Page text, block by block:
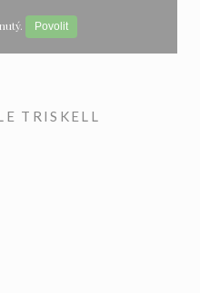
Povolit
TRISKELL